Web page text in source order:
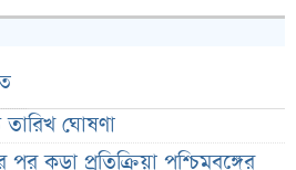
তারিখ ঘোষণা
কড়া প্রতিক্রিয়া পশ্চিমবঙ্গের